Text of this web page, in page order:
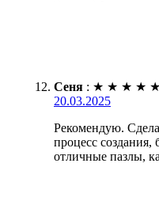
Сеня : ★ ★ ★ ★ ★
20.03.2025
Рекомендую.
процесс
отличные пазлы,